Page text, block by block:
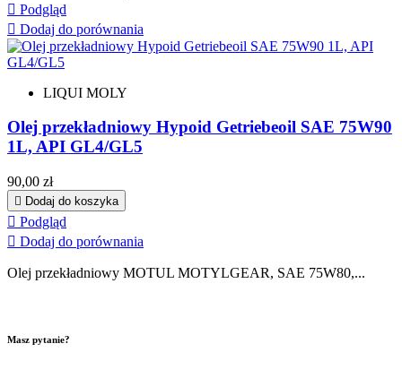
 Podgląd
 Dodaj do porównania
LIQUI MOLY
Olej przekładniowy Hypoid Getriebeoil SAE 75W90
1L, API GL4/GL5
Cena
90,00 zł
 Dodaj do koszyka
 Podgląd
 Dodaj do porównania
Olej przekładniowy MOTUL MOTYLGEAR, SAE 75W80,...
Masz pytanie?